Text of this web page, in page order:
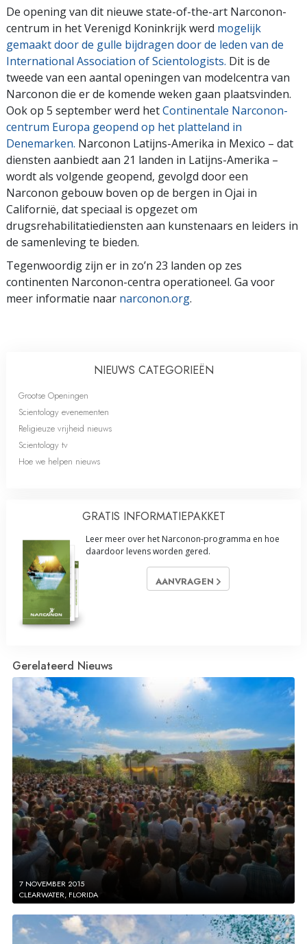
De opening van dit nieuwe state-of-the-art Narconon-
centrum in het Verenigd Koninkrijk werd mogelijk
gemaakt door de gulle bijdragen door de leden van de
International Association of Scientologists. Dit is de
tweede van een aantal openingen van modelcentra van
Narconon die er de komende weken gaan plaatsvinden.
Ook op 5 september werd hetContinentale Narconon-
centrum Europa geopend op het platteland in
Denemarken. Narconon Latijns-Amerika in Mexico – dat
diensten aanbiedt aan 21 landen in Latijns-Amerika –
wordt als volgende geopend, gevolgd door een
Narconon gebouw boven op de bergen in Ojai in
Californië, dat speciaal is opgezet om
drugsrehabilitatiediensten aan kunstenaars en leiders in
de samenleving te bieden.
Tegenwoordig zijn er in zo’n 23 landen op zes
continenten Narconon-centra operationeel. Ga voor
meer informatie naar narconon.org.
NIEUWS CATEGORIEËN
Grootse Openingen
Scientology evenementen
Religieuze vrijheid nieuws
Scientology tv
Hoe we helpen nieuws
GRATIS INFORMATIE­PAKKET
Leer meer over het Narconon-programma en hoe
daardoor levens worden gered.
AANVRAGEN
Gerelateerd Nieuws
7 NOVEMBER 2015
CLEARWATER, FLORIDA